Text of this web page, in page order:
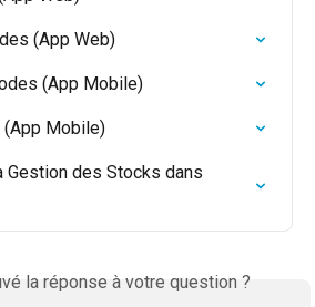
(App Web)
(App Mobile)
Mobile)
Gestion des Stocks dans
la réponse à votre question ?